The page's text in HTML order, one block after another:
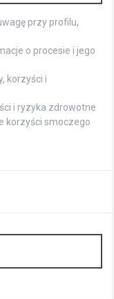
przy profilu,
o procesie i jego
korzyści i
i ryzyka zdrowotne
korzyści smoczego